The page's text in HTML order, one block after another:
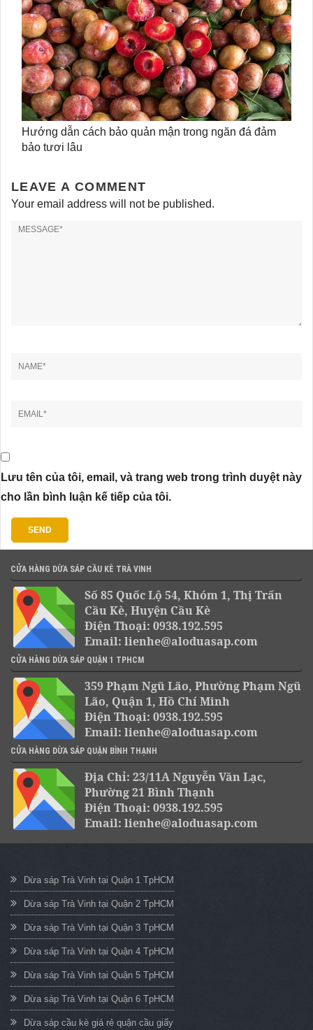
Hướng dẫn cách bảo quản mận trong ngăn đá đảm
bảo tươi lâu
LEAVE A COMMENT
Your email address will not be published.
Lưu tên của tôi, email, và trang web trong trình duyệt này
cho lần bình luận kế tiếp của tôi.
CỬA HÀNG DỪA SÁP CẦU KÈ TRÀ VINH
Số 85 Quốc Lộ 54, Khóm 1, Thị Trấn
Cầu Kè, Huyện Cầu Kè
Điện Thoại: 0938.192.595
Email: lienhe@aloduasap.com
CỬA HÀNG DỪA SÁP QUẬN 1 TPHCM
359 Phạm Ngũ Lão, Phường Phạm Ngũ
Lão, Quận 1, Hồ Chí Minh
Điện Thoại: 0938.192.595
Email: lienhe@aloduasap.com
CỬA HÀNG DỪA SÁP QUẬN BÌNH THẠNH
Địa Chỉ: 23/11A Nguyễn Văn Lạc,
Phường 21 Bình Thạnh
Điện Thoại: 0938.192.595
Email: lienhe@aloduasap.com
Dừa sáp Trà Vinh tại Quận 1 TpHCM
Dừa sáp Trà Vinh tại Quận 2 TpHCM
Dừa sáp Trà Vinh tại Quận 3 TpHCM
Dừa sáp Trà Vinh tại Quận 4 TpHCM
Dừa sáp Trà Vinh tại Quận 5 TpHCM
Dừa sáp Trà Vinh tại Quận 6 TpHCM
Dừa sáp cầu kè giá rẻ quận cầu giấy